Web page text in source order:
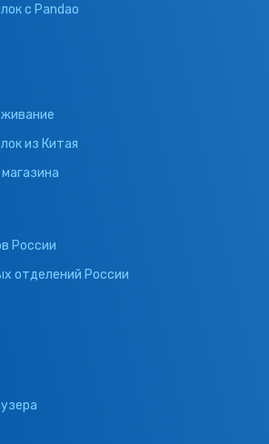
с Pandao
из Китая
России
отделений России